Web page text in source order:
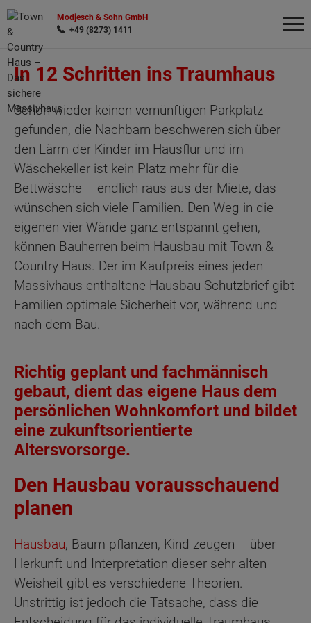
Modjesch & Sohn GmbH
+49 (8273) 1411
In 12 Schritten ins Traumhaus
Schon wieder keinen vernünftigen Parkplatz
gefunden, die Nachbarn beschweren sich über
den Lärm der Kinder im Hausflur und im
Wäschekeller ist kein Platz mehr für die
Bettwäsche – endlich raus aus der Miete, das
wünschen sich viele Familien. Den Weg in die
eigenen vier Wände ganz entspannt gehen,
können Bauherren beim Hausbau mit Town &
Country Haus. Der im Kaufpreis eines jeden
Massivhaus enthaltene Hausbau-Schutzbrief gibt
Familien optimale Sicherheit vor, während und
nach dem Bau.
Richtig geplant und fachmännisch
gebaut, dient das eigene Haus dem
persönlichen Wohnkomfort und bildet
eine zukunftsorientierte
Altersvorsorge.
Den Hausbau vorausschauend
planen
Hausbau, Baum pflanzen, Kind zeugen – über
Herkunft und Interpretation dieser sehr alten
Weisheit gibt es verschiedene Theorien.
Unstrittig ist jedoch die Tatsache, dass die
Wonach möchten Sie suchen?